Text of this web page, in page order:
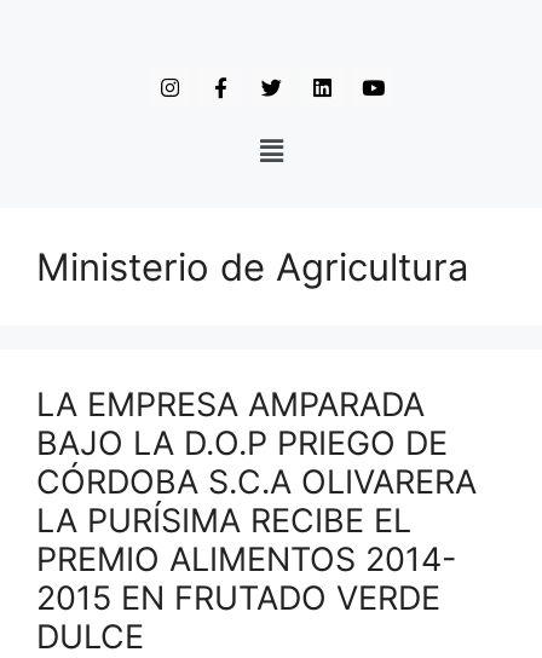
Ministerio de Agricultura
LA EMPRESA AMPARADA
BAJO LA D.O.P PRIEGO DE
CÓRDOBA S.C.A OLIVARERA
LA PURÍSIMA RECIBE EL
PREMIO ALIMENTOS 2014-
2015 EN FRUTADO VERDE
DULCE